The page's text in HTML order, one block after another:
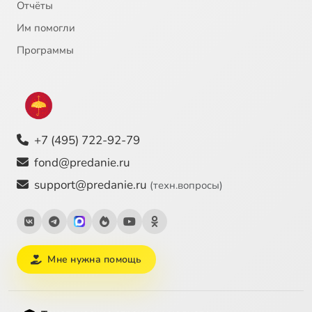
22 Икона Вход Господень в Иерусалим
24
25 Икона Преображения Господня
26 Икона Рождества Христова
28
Отчёты
Им помогли
Программы
+7 (495) 722-92-79
fond@predanie.ru
support@predanie.ru (техн.вопросы)
Мне нужна помощь